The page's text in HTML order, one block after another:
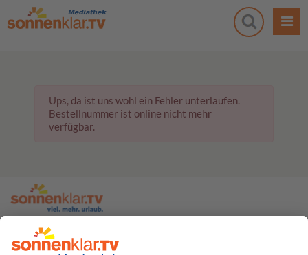
Ups, da ist uns wohl ein Fehler unterlaufen.
Bestellnummer ist online nicht mehr
verfügbar.
zur sonnenklar.TV Webseite
Moderatoren